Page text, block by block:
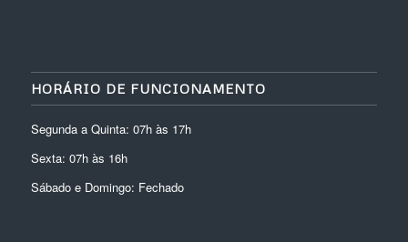
HORÁRIO DE FUNCIONAMENTO
Segunda a Quinta: 07h às 17h
Sexta: 07h às 16h
Sábado e Domingo: Fechado